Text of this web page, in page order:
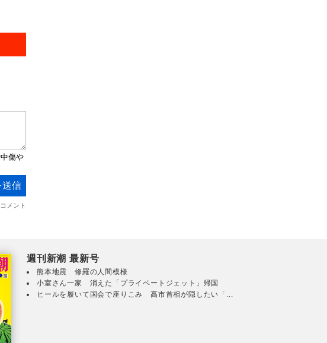
週刊新潮 最新号
熊本地震 修羅の人間模様
小室さん一家 消えた「プライベートジェット」帰国
ヒールを履いて国会で座りこみ 高市首相が隠したい「...